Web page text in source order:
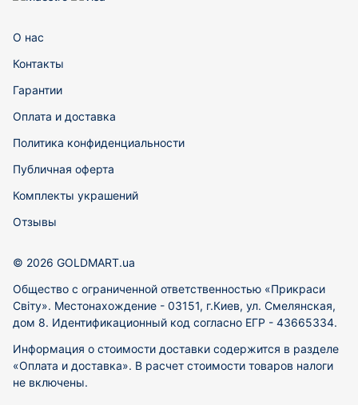
О нас
Контакты
Гарантии
Оплата и доставка
Политика конфиденциальности
Публичная оферта
Комплекты украшений
Отзывы
© 2026 GOLDMART.ua
Общество с ограниченной ответственностью «Прикраси
Світу». Местонахождение - 03151, г.Киев, ул. Смелянская,
дом 8. Идентификационный код согласно ЕГР - 43665334.
Информация о стоимости доставки содержится в разделе
«Оплата и доставка». В расчет стоимости товаров налоги
не включены.